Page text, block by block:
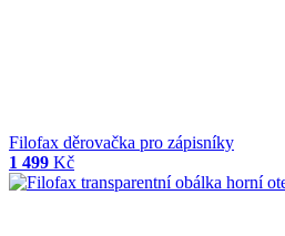
Filofax děrovačka pro zápisníky
1 499 Kč